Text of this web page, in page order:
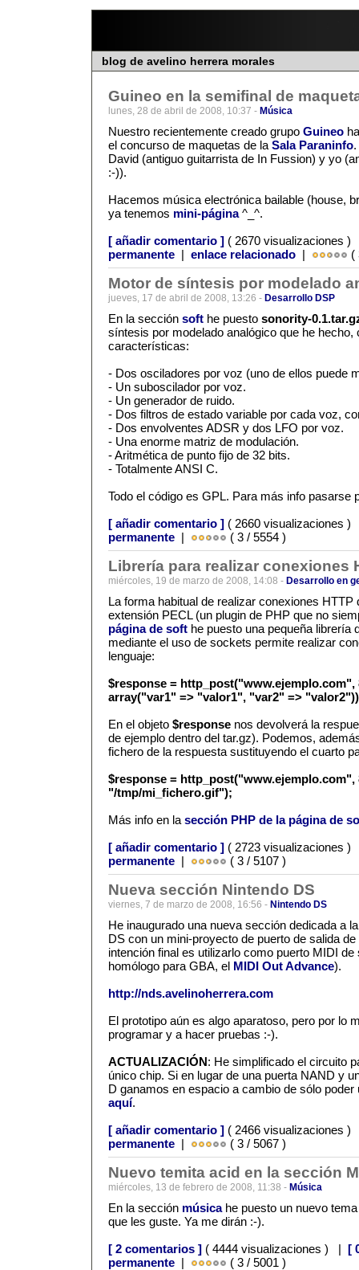
blog de avelino herrera morales
Guineo en la semifinal de
lunes, 28 de abril de 2008, 10:37 - Música
Nuestro recientemente creado grupo Guineo
el concurso de maquetas de la Sala Paraninfo
David (antiguo guitarrista de In Fussion) y yo
:-)).
Hacemos música electrónica bailable (house,
ya tenemos mini-página^_^.
[ añadir comentario ] ( 2670 visualizaciones
permanente | enlace relacionado | (
Motor de síntesis por modelado
jueves, 17 de abril de 2008, 13:26 - Desarrollo DSP
En la sección soft he puesto sonority-
síntesis por modelado analógico que he hecho,
características:
- Dos osciladores por voz (uno de ellos puede
- Un suboscilador por voz.
- Un generador de ruido.
- Dos filtros de estado variable por cada voz,
- Dos envolventes ADSR y dos LFO por voz.
- Una enorme matriz de modulación.
- Aritmética de punto fijo de 32 bits.
- Totalmente ANSI C.
Todo el código es GPL. Para más info pasarse
[ añadir comentario ] ( 2660 visualizaciones
permanente | ( 3 / 5554 )
Librería para realizar conexiones
miércoles, 19 de marzo de 2008, 14:08 - Desarrollo en
La forma habitual de realizar conexiones
extensión PECL (un plugin de PHP que no
página de soft he puesto una pequeña librería
mediante el uso de sockets permite realizar
lenguaje:
$response =
array("var1" => "valor1", "var2" =>
En el objeto $response nos devolverá la
de ejemplo dentro del tar.gz). Podemos,
fichero de la respuesta sustituyendo el cuarto
$response =
"/tmp/mi_fichero.gif");
Más info en la sección PHP de la página de
[ añadir comentario ] ( 2723 visualizaciones
permanente | ( 3 / 5107 )
Nueva sección Nintendo DS
viernes, 7 de marzo de 2008, 16:56 - Nintendo DS
He inaugurado una nueva sección dedicada a
DS con un mini-proyecto de puerto de salida
intención final es utilizarlo como puerto MIDI de
homólogo para GBA, el MIDI Out Advance).
http://nds.avelinoherrera.com
El prototipo aún es algo aparatoso, pero por lo
programar y a hacer pruebas :-).
ACTUALIZACIÓN: He simplificado el circuito
único chip. Si en lugar de una puerta NAND y
D ganamos en espacio a cambio de sólo
aquí.
[ añadir comentario ] ( 2466 visualizaciones
permanente | ( 3 / 5067 )
Nuevo temita acid en la sección
miércoles, 13 de febrero de 2008, 11:38 - Música
En la sección músicahe puesto un nuevo
que les guste. Ya me dirán :-).
[ 2 comentarios ] ( 4444 visualizaciones ) | [
permanente | ( 3 / 5001 )